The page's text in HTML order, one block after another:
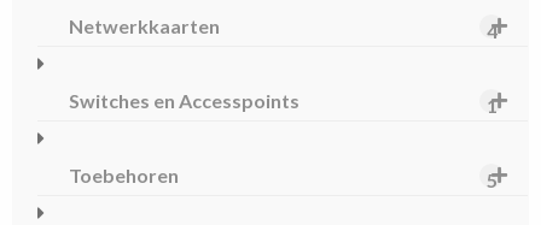
Netwerkkaarten 4
Switches en Accesspoints 1
Toebehoren 5